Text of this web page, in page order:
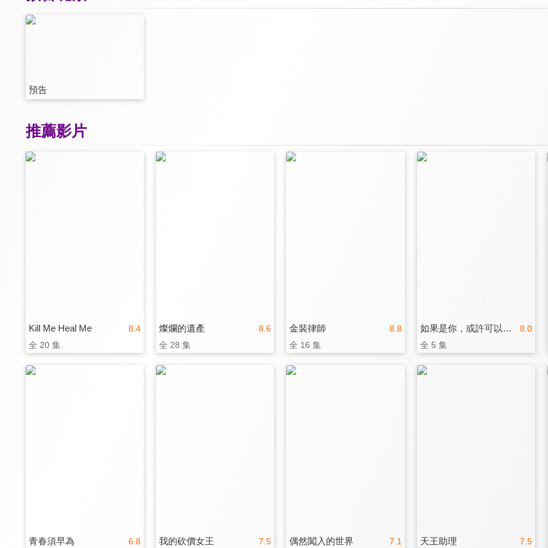
預告
推薦影片
8.4
Kill Me Heal Me
全 20 集
8.6
燦爛的遺產
全 28 集
8.8
金裝律師
全 16 集
8.0
如果是你，或許可以相戀
全 5 集
6.8
青春須早為 7.5
我的砍價女王 7.1
偶然闖入的世界 7.5
天王助理